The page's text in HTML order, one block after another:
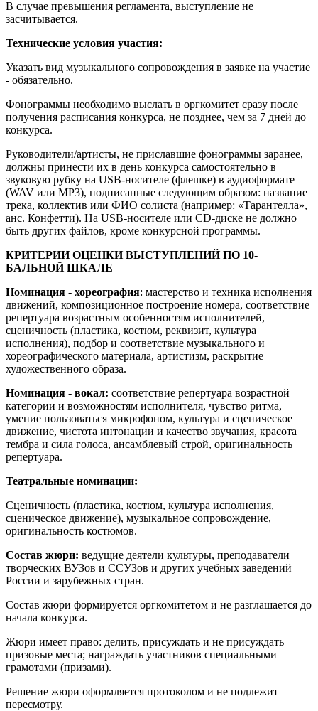
В случае превышения регламента, выступление не
засчитывается.
Технические условия участия:
Указать вид музыкального сопровождения в заявке на участие
- обязательно.
Фонограммы необходимо выслать в оргкомитет сразу после
получения расписания конкурса, не позднее, чем за 7 дней до
конкурса.
Руководители/артисты, не приславшие фонограммы заранее,
должны принести их в день конкурса самостоятельно в
звуковую рубку на USB-носителе (флешке) в аудиоформате
(WAV или MP3), подписанные следующим образом: название
трека, коллектив или ФИО солиста (например: «Тарантелла»,
анс. Конфетти). На USB-носителе или CD-диске не должно
быть других файлов, кроме конкурсной программы.
КРИТЕРИИ ОЦЕНКИ ВЫСТУПЛЕНИЙ ПО 10-
БАЛЬНОЙ ШКАЛЕ
Номинация - хореография: мастерство и техника исполнения
движений, композиционное построение номера, соответствие
репертуара возрастным особенностям исполнителей,
сценичность (пластика, костюм, реквизит, культура
исполнения), подбор и соответствие музыкального и
хореографического материала, артистизм, раскрытие
художественного образа.
Номинация - вокал: соответствие репертуара возрастной
категории и возможностям исполнителя, чувство ритма,
умение пользоваться микрофоном, культура и сценическое
движение, чистота интонации и качество звучания, красота
тембра и сила голоса, ансамблевый строй, оригинальность
репертуара.
Театральные номинации:
Cценичность (пластика, костюм, культура исполнения,
сценическое движение), музыкальное сопровождение,
оригинальность костюмов.
Состав жюри: ведущие деятели культуры, преподаватели
творческих ВУЗов и ССУЗов и других учебных заведений
России и зарубежных стран.
Состав жюри формируется оргкомитетом и не разглашается до
начала конкурса.
Жюри имеет право: делить, присуждать и не присуждать
призовые места; награждать участников специальными
грамотами (призами).
Решение жюри оформляется протоколом и не подлежит
пересмотру.